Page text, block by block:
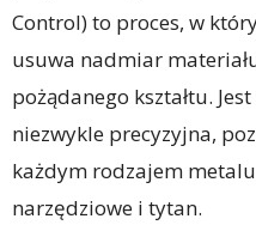
Control) to proces, w
usuwa nadmiar
pożądanego kształtu.
niezwykle precyzyjna,
każdym rodzajem
narzędziowe i tytan.